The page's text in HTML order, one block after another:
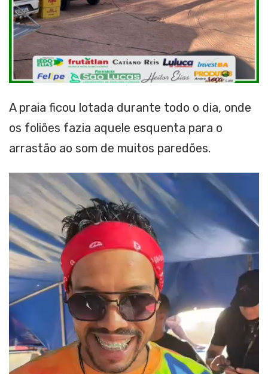
A praia ficou lotada durante todo o dia, onde
os foliões fazia aquele esquenta para o
arrastão ao som de muitos paredões.